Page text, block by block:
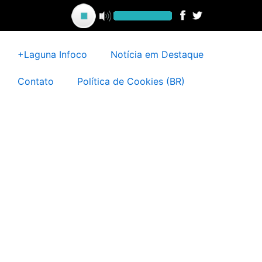
conteúdo
+Laguna Infoco Notícia em Destaque
Contato Política de Cookies (BR)